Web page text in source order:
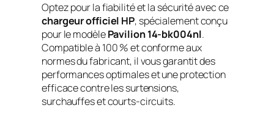
Optez pour la fiabilité et la sécurité avec ce
chargeur officiel HP, spécialement conçu
pour le modèlePavilion 14-bk004nl.
Compatible à 100 % et conforme aux
normes du fabricant, il vous garantit des
performances optimales et une protection
efficace contre les surtensions,
surchauffes et courts-circuits.